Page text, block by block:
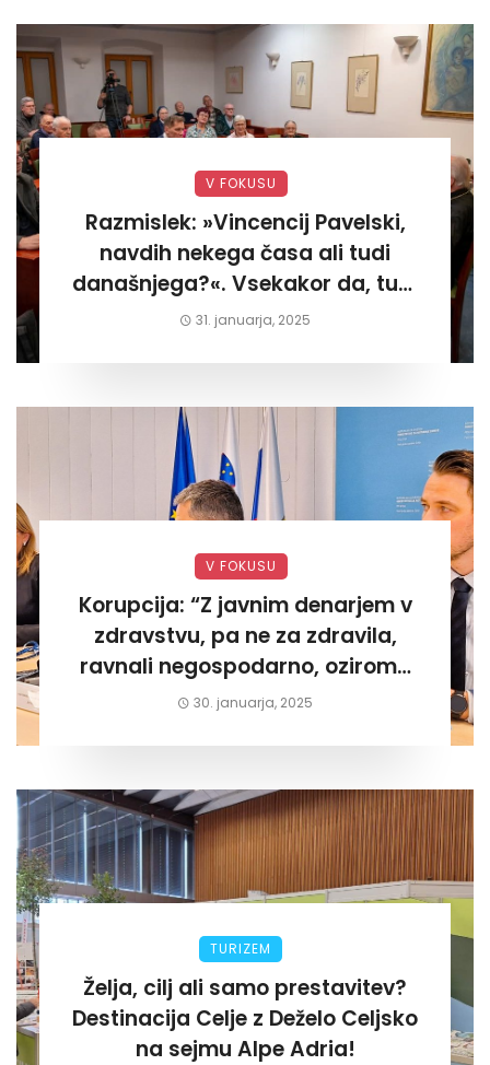
V FOKUSU
Razmislek: »Vincencij Pavelski,
navdih nekega časa ali tudi
današnjega?«. Vsekakor da, tudi
današnjega«
31. januarja, 2025
V FOKUSU
Korupcija: “Z javnim denarjem v
zdravstvu, pa ne za zdravila,
ravnali negospodarno, oziroma
za lastni žep. Tokrat na Žalskem«
30. januarja, 2025
TURIZEM
Želja, cilj ali samo prestavitev?
Destinacija Celje z Deželo Celjsko
na sejmu Alpe Adria!